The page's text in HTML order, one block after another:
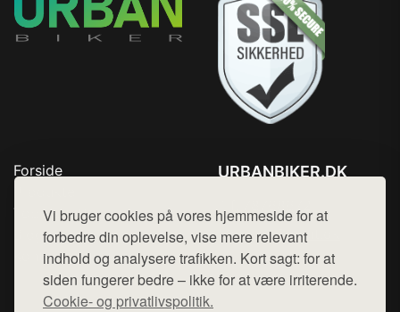
Vi bruger cookies på vores hjemmeside for at
forbedre din oplevelse, vise mere relevant
indhold og analysere trafikken. Kort sagt: for at
siden fungerer bedre – ikke for at være irriterende.
Cookie- og privatlivspolitik.
Forside
Top Rabatter
Blog
Kontakt
URBANBIKER.DK
Mail: hej@want.dk
Cookie- og privatlivspolitik